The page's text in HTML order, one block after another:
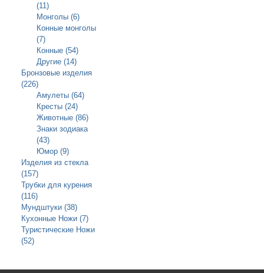
(11)
Монголы (6)
Конные монголы
(7)
Конные (54)
Другие (14)
Бронзовые изделия
(226)
Амулеты (64)
Кресты (24)
Животные (86)
Знаки зодиака
(43)
Юмор (9)
Изделия из стекла
(157)
Трубки для курения
(116)
Мундштуки (38)
Кухонные Ножи (7)
Туристические Ножи
(52)